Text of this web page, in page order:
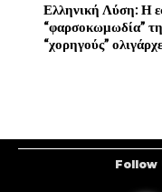
Ελληνική Λύση: Η
“φαρσοκωμωδία”
“χορηγούς”
Follow